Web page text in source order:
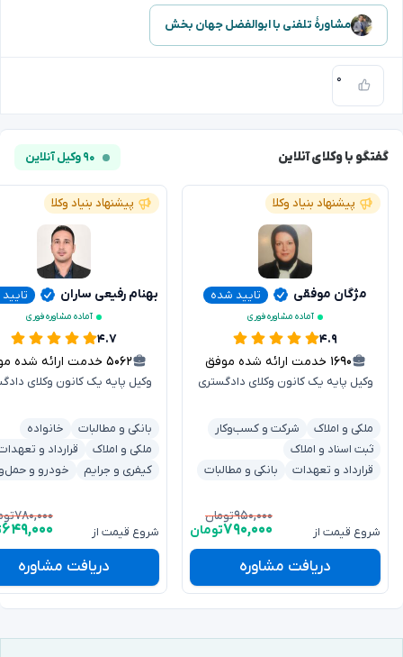
مشاورهٔ تلفنی با ابوالفضل جهان بخش
۰
گفتگو با وکلای آنلاین ۹۰ وکیل آنلاین
پیشنهاد بنیاد وکلا
مژگان موفقی تایید شده
آماده مشاوره فوری
۴.۹
۱۶۹۰ خدمت ارائه شده موفق
وکیل پایه یک کانون وکلای دادگستری
ملکی و املاک
شرکت و کسب‌وکار
ثبت اسناد و املاک
قرارداد و تعهدات
بانکی و مطالبات
شروع قیمت از
۹۵۰,۰۰۰تومان
۷۹۰,۰۰۰تومان
دریافت مشاوره
پیشنهاد بنیاد وکلا
بهنام رفیعی ساران
آماده مشاوره فوری
۴.۷
۵۰۶۲ خدمت ارائه شده موفق
وکیل پایه یک کانون وکلای
بانکی و مطالبات
خانواده
ملکی و املاک
قرارداد و
کیفری و جرایم
خودرو و
شروع قیمت از
۷۸۰,۰۰۰
۶۴۹,۰۰۰
دریافت مشاوره